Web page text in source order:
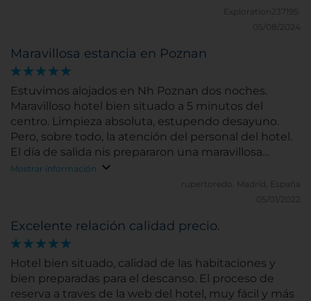
Exploration237195.
05/08/2024
Maravillosa estancia en Poznan
Estuvimos alojados en Nh Poznan dos noches.
Maravilloso hotel bien situado a 5 minutos del
centro. Limpieza absoluta, estupendo desayuno.
Pero, sobre todo, la atención del personal del hotel.
El día de salida nis prepararon una maravillosa
comida para llevar, ya que salimos a las 5 am. Un
Mostrar información
rupertoredo.
Madrid, España
05/01/2022
Excelente relación calidad precio.
Hotel bien situado, calidad de las habitaciones y
bien preparadas para el descanso. El proceso de
reserva a traves de la web del hotel, muy fácil y más